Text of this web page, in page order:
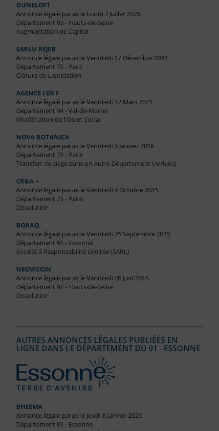
DUNELOFT
Annonce légale parue le Lundi 7 Juillet 2025
Département 92 - Hauts-de-Seine
Augmentation de Capital
SARLU REJEB
Annonce légale parue le Vendredi 17 Décembre 2021
Département 75 - Paris
Clôture de Liquidation
AGENCE I DE F
Annonce légale parue le Vendredi 12 Mars 2021
Département 94 - Val-de-Marne
Modification de l'Objet Social
NOVA BOTANICA
Annonce légale parue le Vendredi 8 Janvier 2016
Département 75 - Paris
Transfert de siège dans un Autre Département (Arrivée)
CR&A +
Annonce légale parue le Vendredi 9 Octobre 2015
Département 75 - Paris
Dissolution
BORAQ
Annonce légale parue le Vendredi 25 Septembre 2015
Département 91 - Essonne
Société à Responsabilité Limitée (SARL)
NEOVISION
Annonce légale parue le Vendredi 26 Juin 2015
Département 92 - Hauts-de-Seine
Dissolution
AUTRES ANNONCES LÉGALES PUBLIÉES EN
LIGNE DANS LE DÉPARTEMENT DU 91 - ESSONNE
BHEEMA
Annonce légale parue le Jeudi 8 Janvier 2026
Département 91 - Essonne